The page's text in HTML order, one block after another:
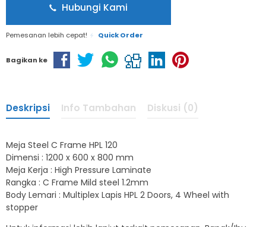
Hubungi Kami
Pemesanan lebih cepat! Quick Order
Bagikan ke
Deskripsi Info Tambahan Diskusi (0)
Meja Steel C Frame HPL 120
Dimensi : 1200 x 600 x 800 mm
Meja Kerja : High Pressure Laminate
Rangka : C Frame Mild steel 1.2mm
Body Lemari : Multiplex Lapis HPL 2 Doors, 4 Wheel with
stopper